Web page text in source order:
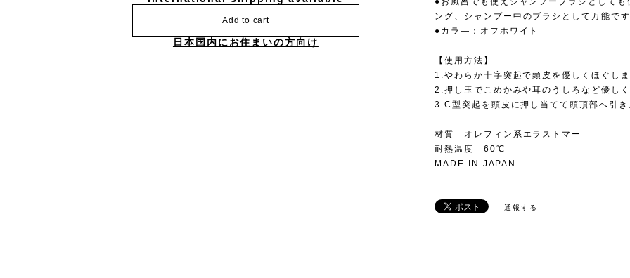
Add to cart
日本国内にお住まいの方向け
ング、シャンプー中のブラシとして万能です
●カラ―：オフホワイト
【使用方法】
1.やわらか十字突起で頭皮を優しくほぐしま
2.押し玉でこめかみや耳のうしろなど優しく
3.C型突起を頭皮に押し当てて頭頂部へ引き
材質 オレフィン系エラストマー
耐熱温度 60℃
MADE IN JAPAN
通報する